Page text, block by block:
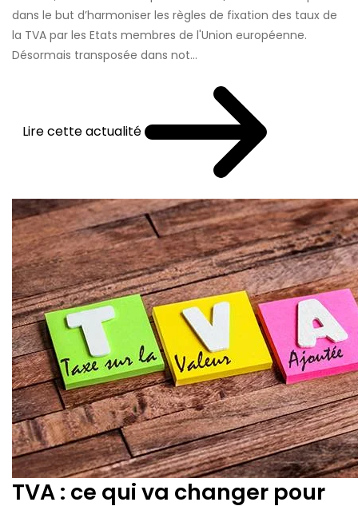
dans le but d’harmoniser les règles de fixation des taux de
la TVA par les Etats membres de l'Union européenne.
Désormais transposée dans not...
Lire cette actualité
TVA : ce qui va changer pour